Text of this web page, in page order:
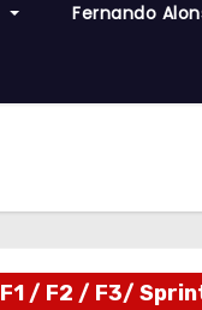
Fernando
F1 / F2 / F3/